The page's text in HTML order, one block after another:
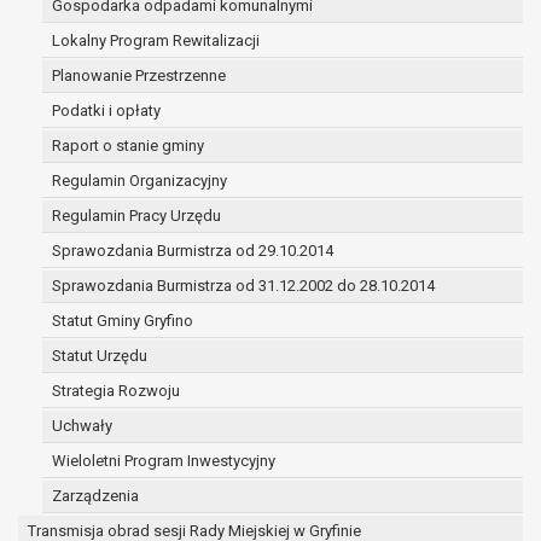
Gospodarka odpadami komunalnymi
Lokalny Program Rewitalizacji
Planowanie Przestrzenne
Podatki i opłaty
Raport o stanie gminy
Regulamin Organizacyjny
Regulamin Pracy Urzędu
Sprawozdania Burmistrza od 29.10.2014
Sprawozdania Burmistrza od 31.12.2002 do 28.10.2014
Statut Gminy Gryfino
Statut Urzędu
Strategia Rozwoju
Uchwały
Wieloletni Program Inwestycyjny
Zarządzenia
Transmisja obrad sesji Rady Miejskiej w Gryfinie
(merytorycznych), a także obowiązków i
zadań zleconych przez instytucje
nadrzędne wobec Gminy;
zawarcia i realizacji umów;
ochrony żywotnych interesów osoby, której
dane dotyczą, lub innej osoby fizycznej;
wykonania zadania realizowanego w
interesie publicznym lub w ramach
sprawowania władzy publicznej
powierzonej administratorowi;
w pozostałych przypadkach dane osobowe
przetwarzane są wyłącznie na podstawie
wcześniej udzielonej zgody w zakresie i celu
określonym w treści zgody.
W związku z przetwarzaniem danych w celu
wskazanym w pkt. 3, dane osobowe mogą być
udostępniane innym upoważnionym odbiorcom lub
kategoriom odbiorców danych osobowych.
Odbiorcami mogą być:
podmioty, które przetwarzają dane